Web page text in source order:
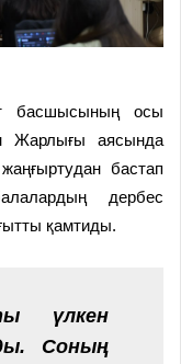
басшысының осы
Жарлығы аясында
бастап
дербес
қамтиды.
үлкен
Соның